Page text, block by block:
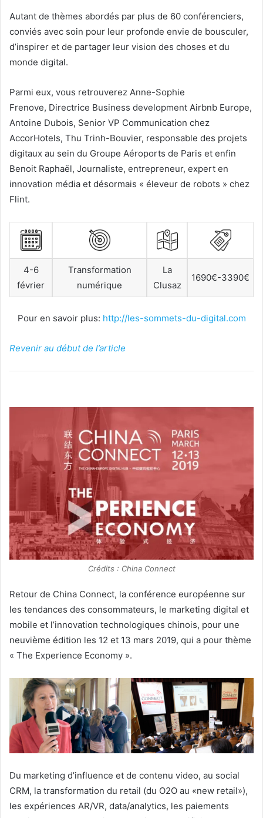
Autant de thèmes abordés par plus de 60 conférenciers,
conviés avec soin pour leur profonde envie de bousculer,
d’inspirer et de partager leur vision des choses et du
monde digital.
Parmi eux, vous retrouverez Anne-Sophie
Frenove, Directrice Business development Airbnb Europe,
Antoine Dubois, Senior VP Communication chez
AccorHotels, Thu Trinh-Bouvier, responsable des projets
digitaux au sein du Groupe Aéroports de Paris et enfin
Benoit Raphaël, Journaliste, entrepreneur, expert en
innovation média et désormais « éleveur de robots » chez
Flint.
4-6
février
Transformation
numérique
La
Clusaz
1690€-3390€
Pour en savoir plus: http://les-sommets-du-digital.com
Revenir au début de l’article
Crédits : China Connect
Retour de China Connect, la conférence européenne sur
les tendances des consommateurs, le marketing digital et
mobile et l’innovation technologiques chinois, pour une
neuvième édition les 12 et 13 mars 2019, qui a pour thème
« The Experience Economy ».
Du marketing d’influence et de contenu video, au social
CRM, la transformation du retail (du O2O au «new retail»),
les expériences AR/VR, data/analytics, les paiements